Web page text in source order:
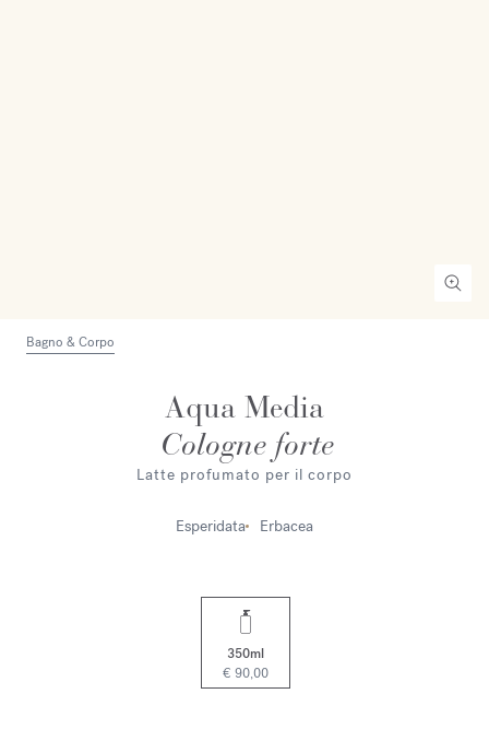
Bagno & Corpo
Aqua Media
Cologne forte
Latte profumato per il corpo
Esperidata Erbacea
350ml
€ 90,00